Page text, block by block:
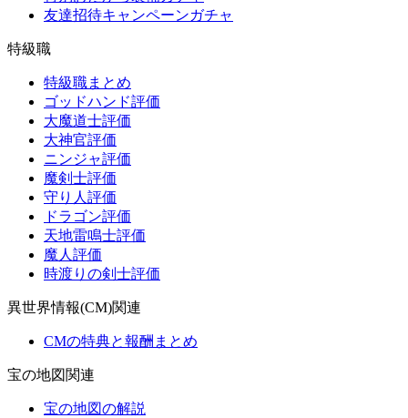
友達招待キャンペーンガチャ
特級職
特級職まとめ
ゴッドハンド評価
大魔道士評価
大神官評価
ニンジャ評価
魔剣士評価
守り人評価
ドラゴン評価
天地雷鳴士評価
魔人評価
時渡りの剣士評価
異世界情報(CM)関連
CMの特典と報酬まとめ
宝の地図関連
宝の地図の解説